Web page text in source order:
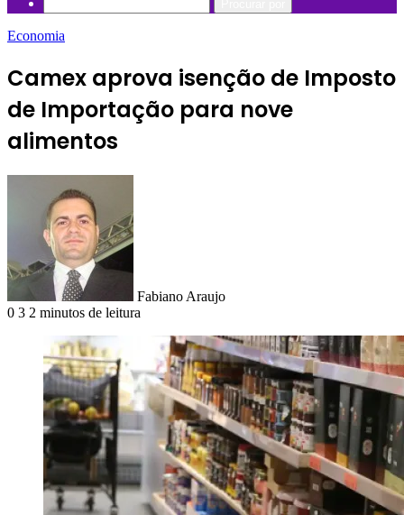
Economia
Camex aprova isenção de Imposto
de Importação para nove
alimentos
Fabiano Araujo
0 3 2 minutos de leitura